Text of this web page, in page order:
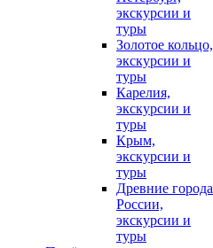
экскурсии и
туры
Золотое кольцо,
экскурсии и
туры
Карелия,
экскурсии и
туры
Крым,
экскурсии и
туры
Древние города
России,
экскурсии и
туры